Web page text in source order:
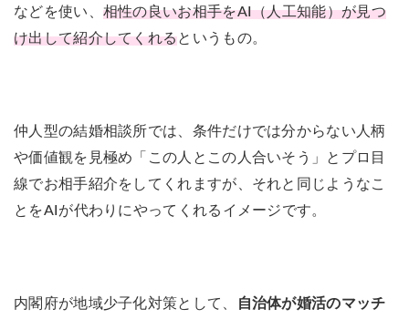
などを使い、 相性の良いお相手をAI（人工知能）が見つ
け出して紹介してくれるというもの。
仲人型の結婚相談所では、条件だけでは分からない人柄
や価値観を見極め「この人とこの人合いそう」とプロ目
線でお相手紹介をしてくれますが、それと同じようなこ
とをAIが代わりにやってくれるイメージです。
内閣府が地域少子化対策として、
自治体が婚活のマッチ